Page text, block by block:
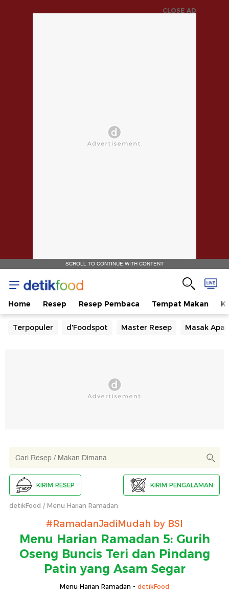
CLOSE AD
SCROLL TO CONTINUE WITH CONTENT
Home Resep Resep Pembaca Tempat Makan
Terpopuler d'Foodspot Master Resep Masak Apa
KIRIM RESEP KIRIM PENGALAMAN
detikFood Menu Harian Ramadan
#RamadanJadiMudah by BSI
Menu Harian Ramadan 5: Gurih
Oseng Buncis Teri dan Pindang
Patin yang Asam Segar
Menu Harian Ramadan - detikFood